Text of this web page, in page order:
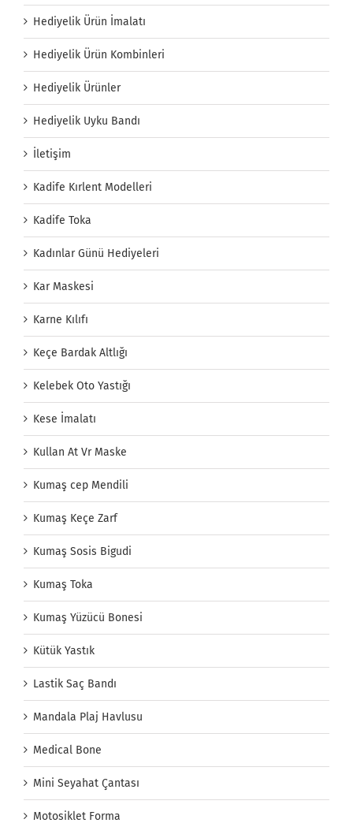
Hediyelik Ürün İmalatı
Hediyelik Ürün Kombinleri
Hediyelik Ürünler
Hediyelik Uyku Bandı
İletişim
Kadife Kırlent Modelleri
Kadife Toka
Kadınlar Günü Hediyeleri
Kar Maskesi
Karne Kılıfı
Keçe Bardak Altlığı
Kelebek Oto Yastığı
Kese İmalatı
Kullan At Vr Maske
Kumaş cep Mendili
Kumaş Keçe Zarf
Kumaş Sosis Bigudi
Kumaş Toka
Kumaş Yüzücü Bonesi
Kütük Yastık
Lastik Saç Bandı
Mandala Plaj Havlusu
Medical Bone
Mini Seyahat Çantası
Motosiklet Forma